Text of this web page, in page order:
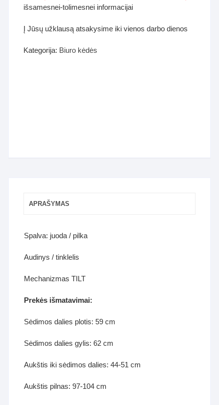
išsamesnei-tolimesnei informacijai
Į Jūsų užklausą atsakysime iki vienos darbo dienos
Kategorija: Biuro kėdės
APRAŠYMAS
Spalva: juoda / pilka
Audinys / tinklelis
Mechanizmas TILT
Prekės išmatavimai:
Sėdimos dalies plotis: 59 cm
Sėdimos dalies gylis: 62 cm
Aukštis iki sėdimos dalies: 44-51 cm
Aukštis pilnas: 97-104 cm